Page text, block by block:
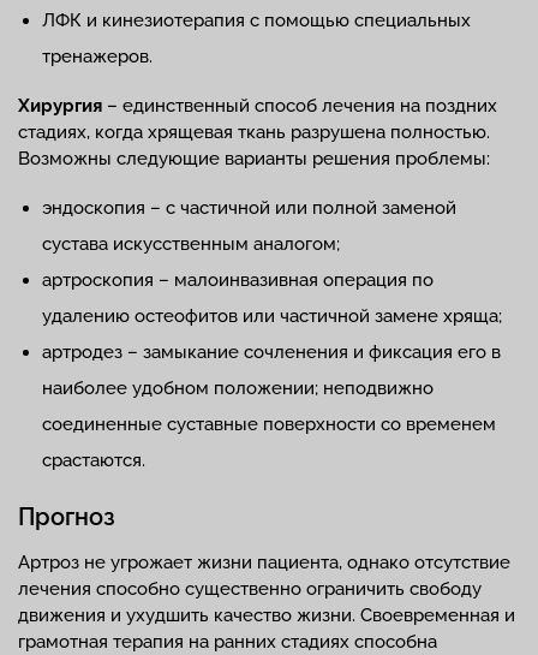
ЛФК и кинезиотерапия с помощью специальных
тренажеров.
Хирургия – единственный способ лечения на поздних
стадиях, когда хрящевая ткань разрушена полностью.
Возможны следующие варианты решения проблемы:
эндоскопия – с частичной или полной заменой
сустава искусственным аналогом;
артроскопия – малоинвазивная операция по
удалению остеофитов или частичной замене хряща;
артродез – замыкание сочленения и фиксация его в
наиболее удобном положении; неподвижно
соединенные суставные поверхности со временем
срастаются.
Прогноз
Артроз не угрожает жизни пациента, однако отсутствие
лечения способно существенно ограничить свободу
движения и ухудшить качество жизни. Своевременная и
грамотная терапия на ранних стадиях способна